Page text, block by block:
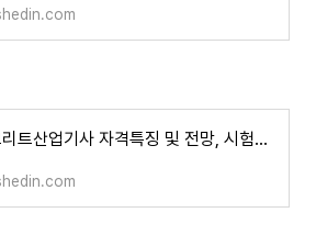
콘크리트산업기사 자격특징 및 전망, 시험일정 및 응시자격, 기출문제